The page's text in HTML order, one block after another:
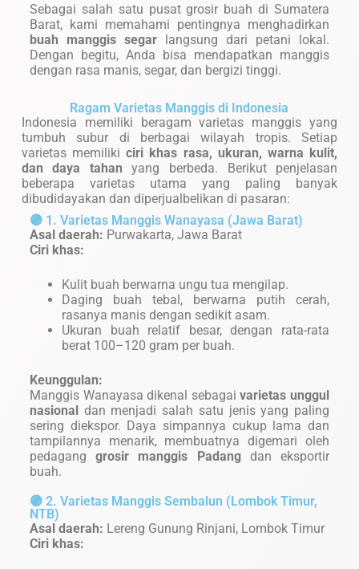
Sebagai salah satu pusat grosir buah di Sumatera
Barat, kami memahami pentingnya menghadirkan
buah manggis segarlangsung dari petani lokal.
Dengan begitu, Anda bisa mendapatkan manggis
dengan rasa manis, segar, dan bergizi tinggi.
Ragam Varietas Manggis di Indonesia
Indonesia memiliki beragam varietas manggis yang
tumbuh subur di berbagai wilayah tropis. Setiap
varietas memilikiciri khas rasa, ukuran, warna kulit,
dan daya tahan yang berbeda. Berikut penjelasan
beberapa varietas utama yang paling banyak
dibudidayakan dan diperjualbelikan di pasaran:
🟣 1. Varietas Manggis Wanayasa (Jawa Barat)
Asal daerah: Purwakarta, Jawa Barat
Ciri khas:
Kulit buah berwarna ungu tua mengilap.
Daging buah tebal, berwarna putih cerah,
rasanya manis dengan sedikit asam.
Ukuran buah relatif besar, dengan rata-rata
berat 100–120 gram per buah.
Keunggulan:
Manggis Wanayasa dikenal sebagaivarietas unggul
nasionaldan menjadi salah satu jenis yang paling
sering diekspor. Daya simpannya cukup lama dan
tampilannya menarik, membuatnya digemari oleh
pedaganggrosir manggis Padangdan eksportir
buah.
🟣 2. Varietas Manggis Sembalun (Lombok Timur,
NTB)
Asal daerah: Lereng Gunung Rinjani, Lombok Timur
Ciri khas: